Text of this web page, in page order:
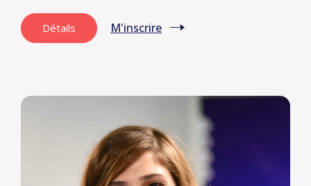
Détails M'inscrire